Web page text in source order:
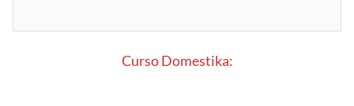
Curso Domestika: